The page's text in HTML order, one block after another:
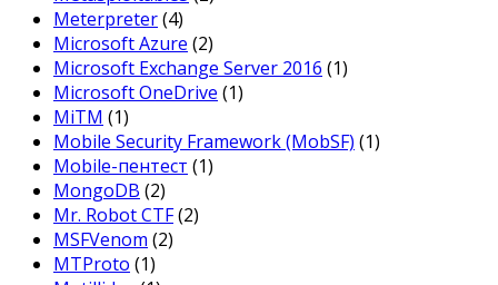
Meterpreter(4)
Microsoft Azure (2)
Microsoft Exchange Server 2016 (1)
Microsoft OneDrive (1)
MiTM (1)
Mobile Security Framework (MobSF) (1)
Mobile-пентест (1)
MongoDB (2)
Mr. Robot CTF(2)
MSFVenom (2)
MTProto (1)